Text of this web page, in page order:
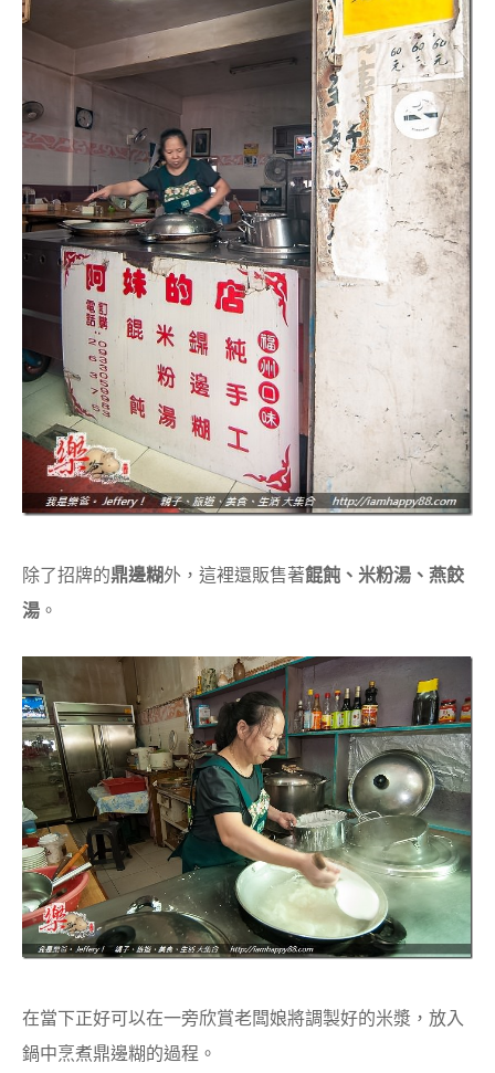
除了招牌的鼎邊糊外，這裡還販售著餛飩、米粉湯、燕餃
湯 。
在當下正好可以在一旁欣賞老闆娘將調製好的米漿，放入
鍋中烹煮鼎邊糊的過程。